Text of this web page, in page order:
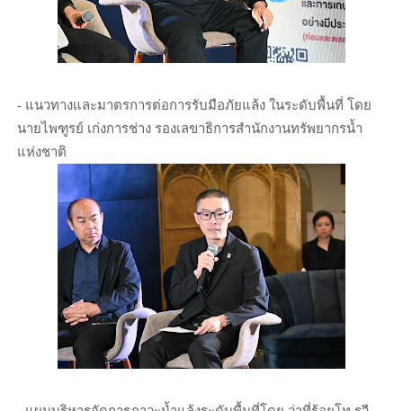
- แนวทางและมาตรการต่อการรับมือภัยแล้ง ในระดับพื้นที่ โดย
นายไพฑูรย์ เก่งการช่าง รองเลขาธิการสำนักงานทรัพยากรน้ำ
แห่งชาติ